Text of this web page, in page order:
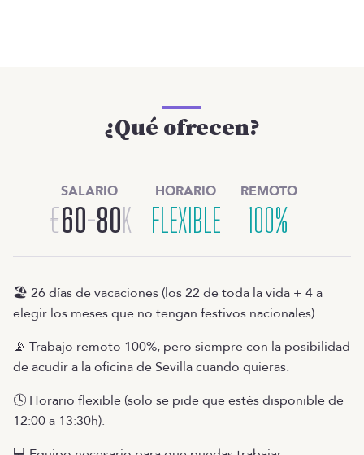
¿Qué ofrecen?
SALARIO
€60-80K
HORARIO
FLEXIBLE
REMOTO
100%
🏖️ 26 días de vacaciones (los 22 de toda la vida + 4 a
elegir los meses que no tengan festivos nacionales).
📡 Trabajo remoto 100%, pero siempre con la posibilidad
de acudir a la oficina de Sevilla cuando quieras.
🕓 Horario flexible (solo se pide que estés disponible de
12:00 a 13:30h).